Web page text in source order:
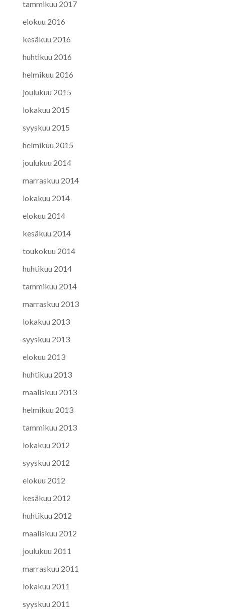
tammikuu 2017
elokuu 2016
kesäkuu 2016
huhtikuu 2016
helmikuu 2016
joulukuu 2015
lokakuu 2015
syyskuu 2015
helmikuu 2015
joulukuu 2014
marraskuu 2014
lokakuu 2014
elokuu 2014
kesäkuu 2014
toukokuu 2014
huhtikuu 2014
tammikuu 2014
marraskuu 2013
lokakuu 2013
syyskuu 2013
elokuu 2013
huhtikuu 2013
maaliskuu 2013
helmikuu 2013
tammikuu 2013
lokakuu 2012
syyskuu 2012
elokuu 2012
kesäkuu 2012
huhtikuu 2012
maaliskuu 2012
joulukuu 2011
marraskuu 2011
lokakuu 2011
syyskuu 2011